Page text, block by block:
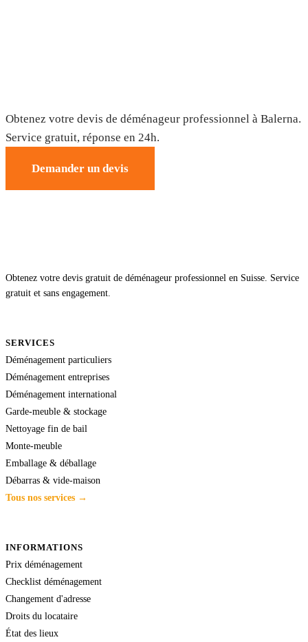
Obtenez votre devis de déménageur professionnel à Balerna.
Service gratuit, réponse en 24h.
Demander un devis
Obtenez votre devis gratuit de déménageur professionnel en Suisse. Service
gratuit et sans engagement.
SERVICES
Déménagement particuliers
Déménagement entreprises
Déménagement international
Garde-meuble & stockage
Nettoyage fin de bail
Monte-meuble
Emballage & déballage
Débarras & vide-maison
Tous nos services →
INFORMATIONS
Prix déménagement
Checklist déménagement
Changement d'adresse
Droits du locataire
État des lieux